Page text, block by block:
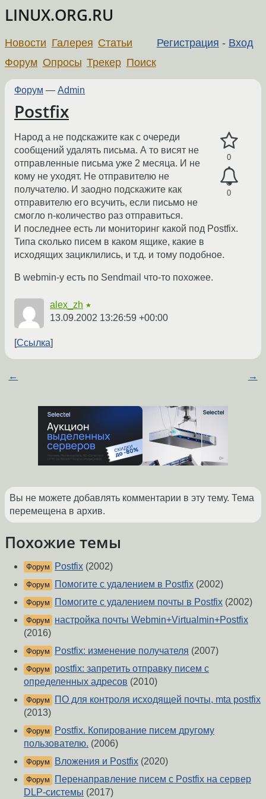
LINUX.ORG.RU
Регистрация - Вход
Новости Галерея Статьи
Форум Опросы Трекер Поиск
Форум — Admin
Postfix
0
0
Народ а не подскажите как с очереди
сообщений удалять письма. А то висят не
отправленные письма уже 2 месяца. И не
кому не уходят. Не отправителю не
получателю. И заодно подскажите как
отправителю его всучить, если письмо не
смогло n-количество раз отправиться.
И последнее есть ли мониторинг какой под Postfix.
Типа сколько писем в каком ящике, какие в
исходящих зациклились, и т.д. и тому подобное.
В webmin-у есть по Sendmail что-то похожее.
alex_zh ★
13.09.2002 13:26:59 +00:00
Ссылка
← →
Вы не можете добавлять комментарии в эту тему. Тема
перемещена в архив.
Похожие темы
Форум Postfix (2002)
Форум Помогите с удалением в Postfix (2002)
Форум Помогите с удалением почты в Postfix (2002)
Форум
настройка почты Webmin+Virtualmin+Postfix
(2016)
Форум Postfix: изменение получателя (2007)
Форум
postfix: запретить отправку писем с
определенных адресов (2010)
Форум
ПО для контроля исходящей почты, mta postfix
(2013)
Форум
Postfix. Копирование писем другому
пользователю. (2006)
Форум Вложения и Postfix (2020)
Форум
Перенаправление писем с Postfix на сервер
DLP-системы (2017)